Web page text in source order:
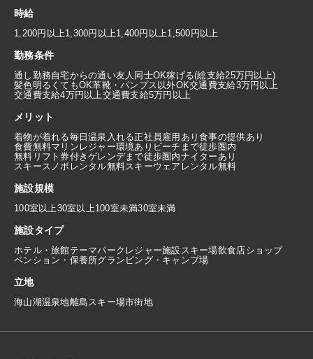
時給
1,200円以上1,300円以上1,400円以上1,500円以上
勤務条件
通し勤務自宅からの通い友人同士OK稼げる(総支給25万円以上)
髪色明るくてもOK革靴・パンプス以外OK交通費支給3万円以上
交通費支給4万円以上交通費支給5万円以上
メリット
着物が着れる毎日温泉入れる正社員雇用あり食事の提供あり
食費無料マリンレジャー環境あり ビーチまで徒歩圏内
無料リフト券付きゲレンデまで徒歩圏内ナイターあり
スキースノボレンタル無料スキーウェアレンタル無料
施設規模
100室以上30室以上100室未満30室未満
施設タイプ
ホテル・旅館テーマパーク レジャー施設スキー場飲食店ショップ
ペンション・保養所グランピング・キャンプ場
立地
海山湖温泉地離島スキー場市街地